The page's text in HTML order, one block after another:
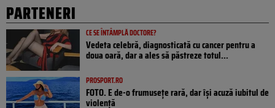
PARTENERI
CE SE ÎNTÂMPLĂ DOCTORE?
Vedeta celebră, diagnosticată cu cancer pentru a
doua oară, dar a ales să păstreze totul...
PROSPORT.RO
FOTO. E de-o frumusețe rară, dar își acuză iubitul de
violență